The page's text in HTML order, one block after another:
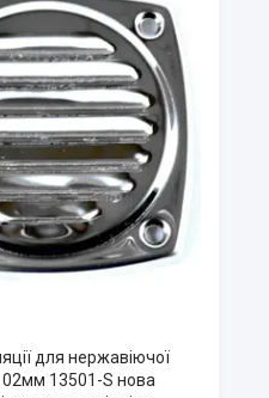
для нержавіючої
13501-S нова